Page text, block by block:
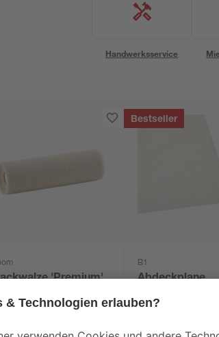
Handwerksservice
'Premium'
Bestseller
B1
Abdeckplane